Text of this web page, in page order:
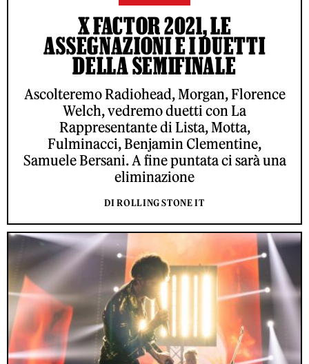
X FACTOR 2021, LE
ASSEGNAZIONI E I DUETTI
DELLA SEMIFINALE
Ascolteremo Radiohead, Morgan, Florence
Welch, vedremo duetti con La
Rappresentante di Lista, Motta,
Fulminacci, Benjamin Clementine,
Samuele Bersani. A fine puntata ci sarà una
eliminazione
DI ROLLING STONE IT